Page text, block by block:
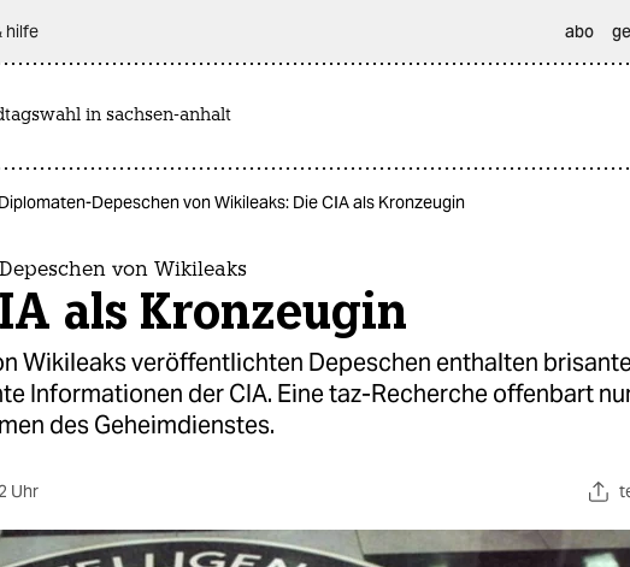
hilfe abo
in sachsen-anhalt
Diplomaten-Depeschen von Wikileaks: Die CIA als Kronzeugin
von Wikileaks
als Kronzeugin
Wikileaks veröffentlichten Depeschen enthalten
Informationen der CIA. Eine taz-Recherche offenbart
des Geheimdienstes.
Uhr